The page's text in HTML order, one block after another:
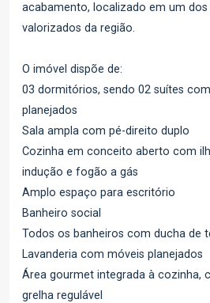
acabamento, localizado em um
valorizados da região.
O imóvel dispõe de:
03 dormitórios, sendo 02 suítes
planejados
Sala ampla com pé-direito duplo
Cozinha em conceito aberto com
indução e fogão a gás
Amplo espaço para escritório
Banheiro social
Todos os banheiros com ducha de
Lavanderia com móveis planejados
Área gourmet integrada à cozinha,
grelha regulável